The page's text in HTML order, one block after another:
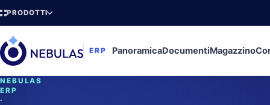
PRODOTTI
ERP PanoramicaDocumentiMagazzino
NEBULAS
ERP
·